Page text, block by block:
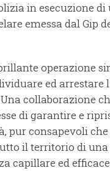
in esecuzione
emessa dal Gip
operazione
ed arrestare
collaborazione
di garantire e
pur consapevoli
il territorio di una
capillare ed